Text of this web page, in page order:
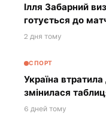
Ілля Забарний
готується до
2 дня тому
СПОРТ
Україна
змінилася
6 дней тому